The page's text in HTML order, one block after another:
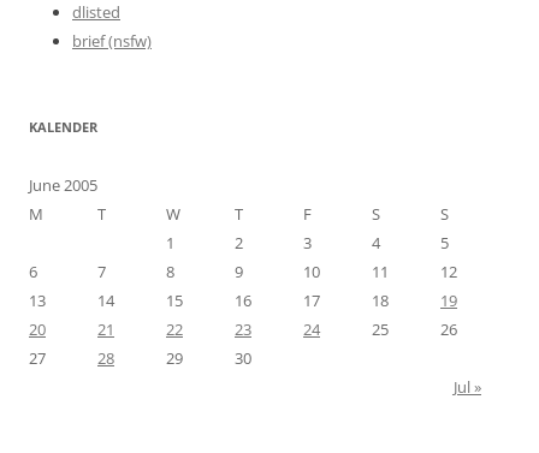
dlisted
brief (nsfw)
KALENDER
June 2005
M
T W T F S
S
1
2 3 4
5
6
7 8 9 10 11
12
13
14 15 16 17 18
19
20
21 22 23 24 25
26
27
28 29
30
Jul »